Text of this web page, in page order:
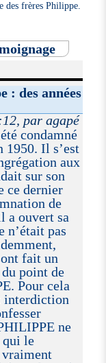
des frères Philippe.
: des années
par agapé
condamné
1950. Il s’est
aux
sur son
ce dernier
de
a ouvert sa
n’était pas
fait un
point de
Pour cela
interdiction
ne
qui le
vraiment